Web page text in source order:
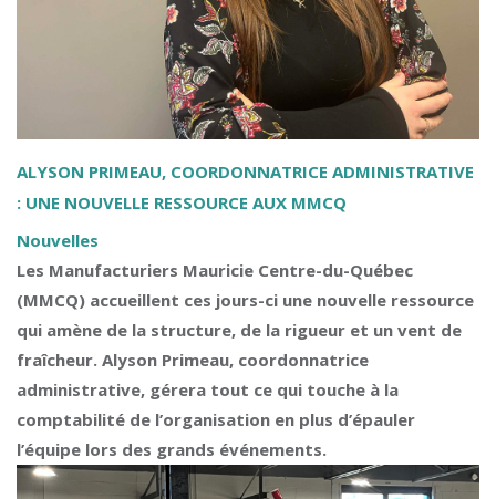
ALYSON PRIMEAU, COORDONNATRICE ADMINISTRATIVE
: UNE NOUVELLE RESSOURCE AUX MMCQ
Nouvelles
Les Manufacturiers Mauricie Centre-du-Québec
(MMCQ) accueillent ces jours-ci une nouvelle ressource
qui amène de la structure, de la rigueur et un vent de
fraîcheur. Alyson Primeau, coordonnatrice
administrative, gérera tout ce qui touche à la
comptabilité de l’organisation en plus d’épauler
l’équipe lors des grands événements.